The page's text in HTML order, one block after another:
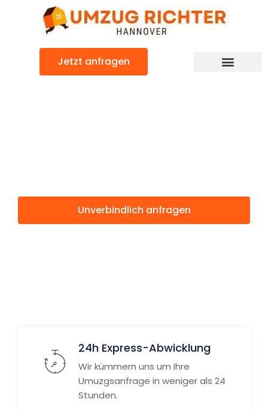
Jetzt anfragen
Unverbindlich anfragen
24h Express-Abwicklung
Wir kümmern uns um Ihre
Umuzgsanfrage in weniger als 24
Stunden.